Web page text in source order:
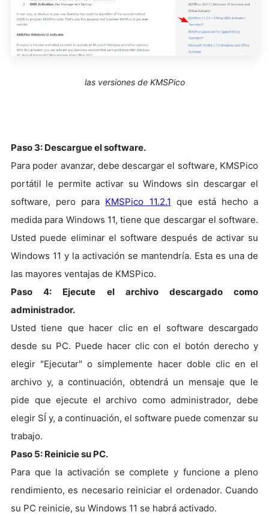
las versiones de KMSPico
Paso 3: Descargue el software.
Para poder avanzar, debe descargar el software, KMSPico
portátil le permite activar su Windows sin descargar el
software, pero para KMSPico 11.2.1 que está hecho a
medida para Windows 11, tiene que descargar el software.
Usted puede eliminar el software después de activar su
Windows 11 y la activación se mantendría. Esta es una de
las mayores ventajas de KMSPico.
Paso 4: Ejecute el archivo descargado como
administrador.
Usted tiene que hacer clic en el software descargado
desde su PC. Puede hacer clic con el botón derecho y
elegir "Ejecutar" o simplemente hacer doble clic en el
archivo y, a continuación, obtendrá un mensaje que le
pide que ejecute el archivo como administrador, debe
elegir SÍ y, a continuación, el software puede comenzar su
trabajo.
Paso 5: Reinicie su PC.
Para que la activación se complete y funcione a pleno
rendimiento, es necesario reiniciar el ordenador. Cuando
su PC reinicie, su Windows 11 se habrá activado.